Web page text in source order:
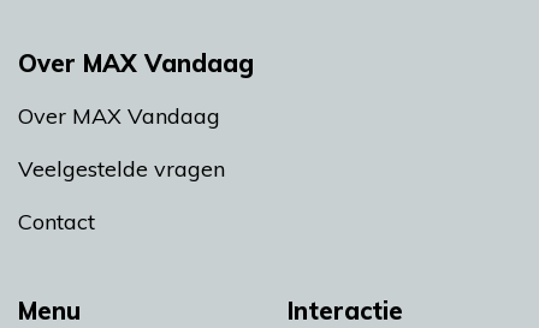
Menu Interactie
Over MAX Vandaag
Over MAX Vandaag
Veelgestelde vragen
Contact